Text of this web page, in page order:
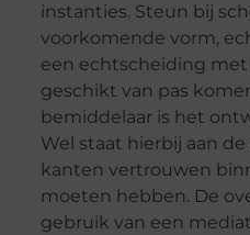
instanties. Steun bij
voorkomende vorm,
een echtscheiding
geschikt van pas
bemiddelaar is het
Wel staat hierbij aan
kanten vertrouwen
moeten hebben. De
gebruik van een